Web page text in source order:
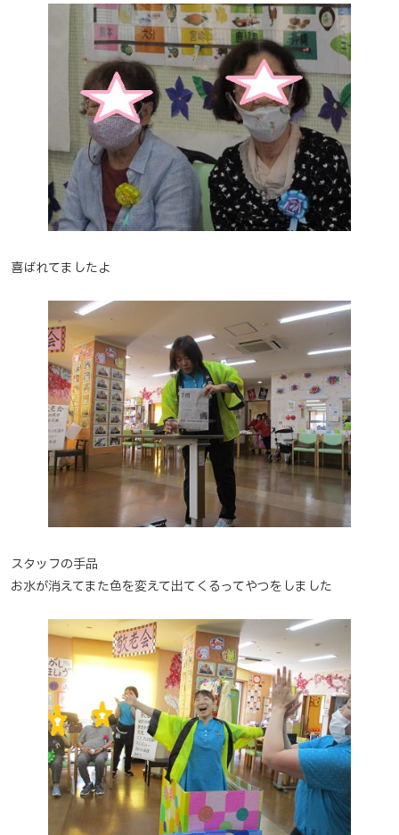
喜ばれてましたよ
スタッフの手品
お水が消えてまた色を変えて出てくるってやつをしました